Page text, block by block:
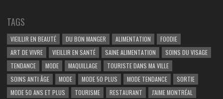
TAGS
VIEILLIR EN BEAUTÉ DU BON MANGER ALIMENTATION
FOODIE
ART DE VIVRE
VIEILLIR EN SANTÉ SAINE ALIMENTATION
SOINS DU VISAGE
TENDANCE
MODE MAQUILLAGE
TOURISTE DANS MA VILLE
SOINS ANTI ÂGE
MODE MODE 50 PLUS MODE TENDANCE
SORTIE
MODE 50 ANS ET PLUS
TOURISME RESTAURANT J'AIME MONTRÉAL